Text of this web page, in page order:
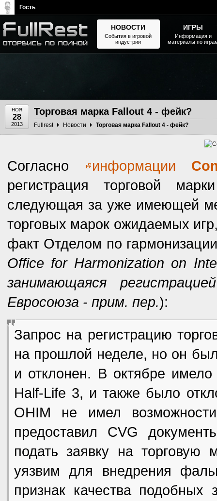
НОЯ
28
2013
Торговая марка Fallout 4 - фейк?
Fullrest Новости Торговая марка Fallout 4 - фейк?
Согласно информации
регистрация торговой
следующая за уже имеющей
торговых марок ожидаемых
факт Отделом по
Office for Harmonization on
занимающаяся
Евросоюза - прим. пер.):
Запрос на регистрацию
на прошлой неделе, но он
и отклонен. В октябре
Half-Life 3, и также было
OHIM не имел
предоставил CVG
подать заявку на торговую
уязвим для внедрения
признак качества подобных
НОВОСТИ
События в игровой
индустрии
ИГРЫ
Информация и
материалы по
Гость